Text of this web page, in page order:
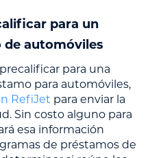
para un
automóviles
para una
para automóviles,
RefiJet para enviar la
Sin costo alguno para
esa información
de préstamos de